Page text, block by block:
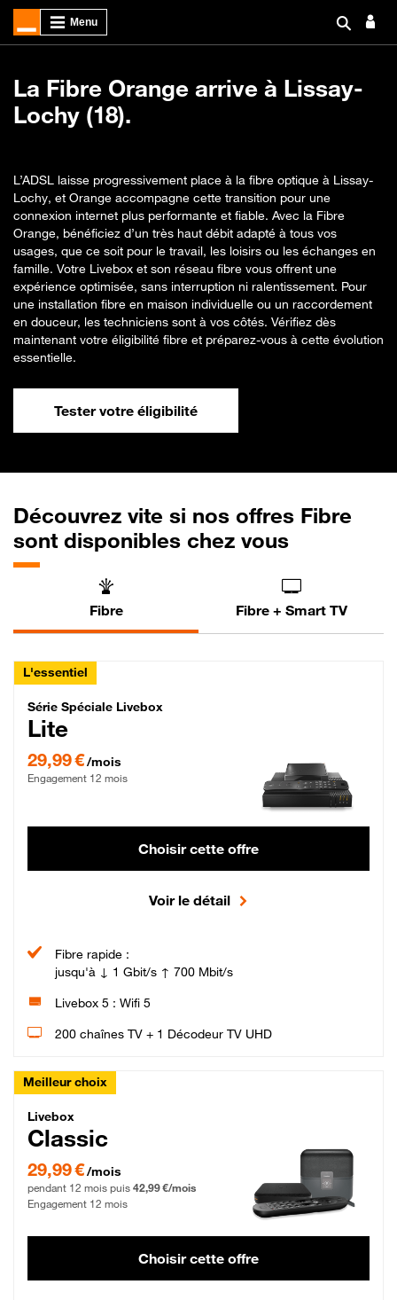
La Fibre Orange arrive à Lissay-
Lochy (18).
L’ADSL laisse progressivement place à la fibre optique à Lissay-
Lochy, et Orange accompagne cette transition pour une
connexion internet plus performante et fiable. Avec la Fibre
Orange, bénéficiez d’un très haut débit adapté à tous vos
usages, que ce soit pour le travail, les loisirs ou les échanges en
famille. Votre Livebox et son réseau fibre vous offrent une
expérience optimisée, sans interruption ni ralentissement. Pour
une installation fibre en maison individuelle ou un raccordement
en douceur, les techniciens sont à vos côtés. Vérifiez dès
maintenant votre éligibilité fibre et préparez-vous à cette évolution
essentielle.
Tester votre éligibilité
Découvrez vite si nos offres Fibre
sont disponibles chez vous
Fibre Fibre + Smart TV
L'essentiel
Série Spéciale Livebox Lite Fibre
Série Spéciale Livebox
Lite
29,99 €/mois
Engagement 12 mois
Choisir cette offre
Voir le détail
Fibre rapide :
jusqu'à ↓ 1 Gbit/s ↑ 700 Mbit/s
Livebox 5 : Wifi 5
200 chaînes TV + 1 Décodeur TV UHD
Meilleur choix
Livebox Classic Fibre
Livebox
Classic
29,99 € par mois pendant 12 mois puis 42,99 € par mois, Engagement 12 mois
29,99 €/mois
pendant 12 mois puis 42,99 €/mois
Engagement 12 mois
Choisir cette offre